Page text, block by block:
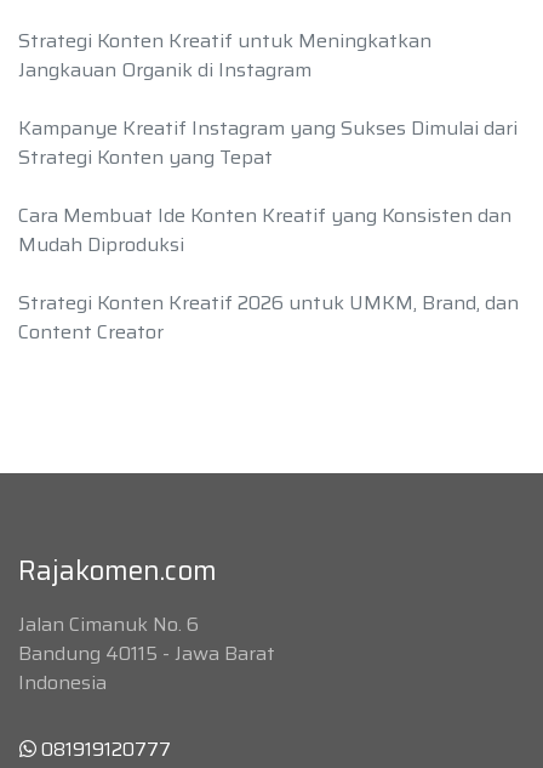
Strategi Konten Kreatif untuk Meningkatkan
Jangkauan Organik di Instagram
Kampanye Kreatif Instagram yang Sukses Dimulai dari
Strategi Konten yang Tepat
Cara Membuat Ide Konten Kreatif yang Konsisten dan
Mudah Diproduksi
Strategi Konten Kreatif 2026 untuk UMKM, Brand, dan
Content Creator
Rajakomen.com
Jalan Cimanuk No. 6
Bandung 40115 - Jawa Barat
Indonesia
081919120777